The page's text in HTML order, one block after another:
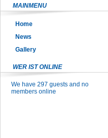
MAINMENU
Home
News
Gallery
WER IST ONLINE
We have 297 guests and no
members online